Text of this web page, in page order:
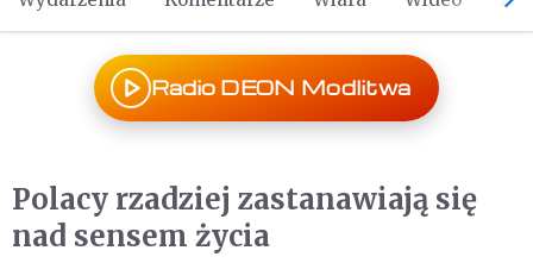
Radio DEON Modlitwa
Polacy rzadziej zastanawiają się
nad sensem życia